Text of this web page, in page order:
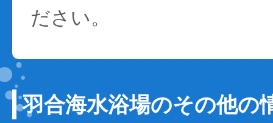
ださい。
羽合海水浴場のその他の